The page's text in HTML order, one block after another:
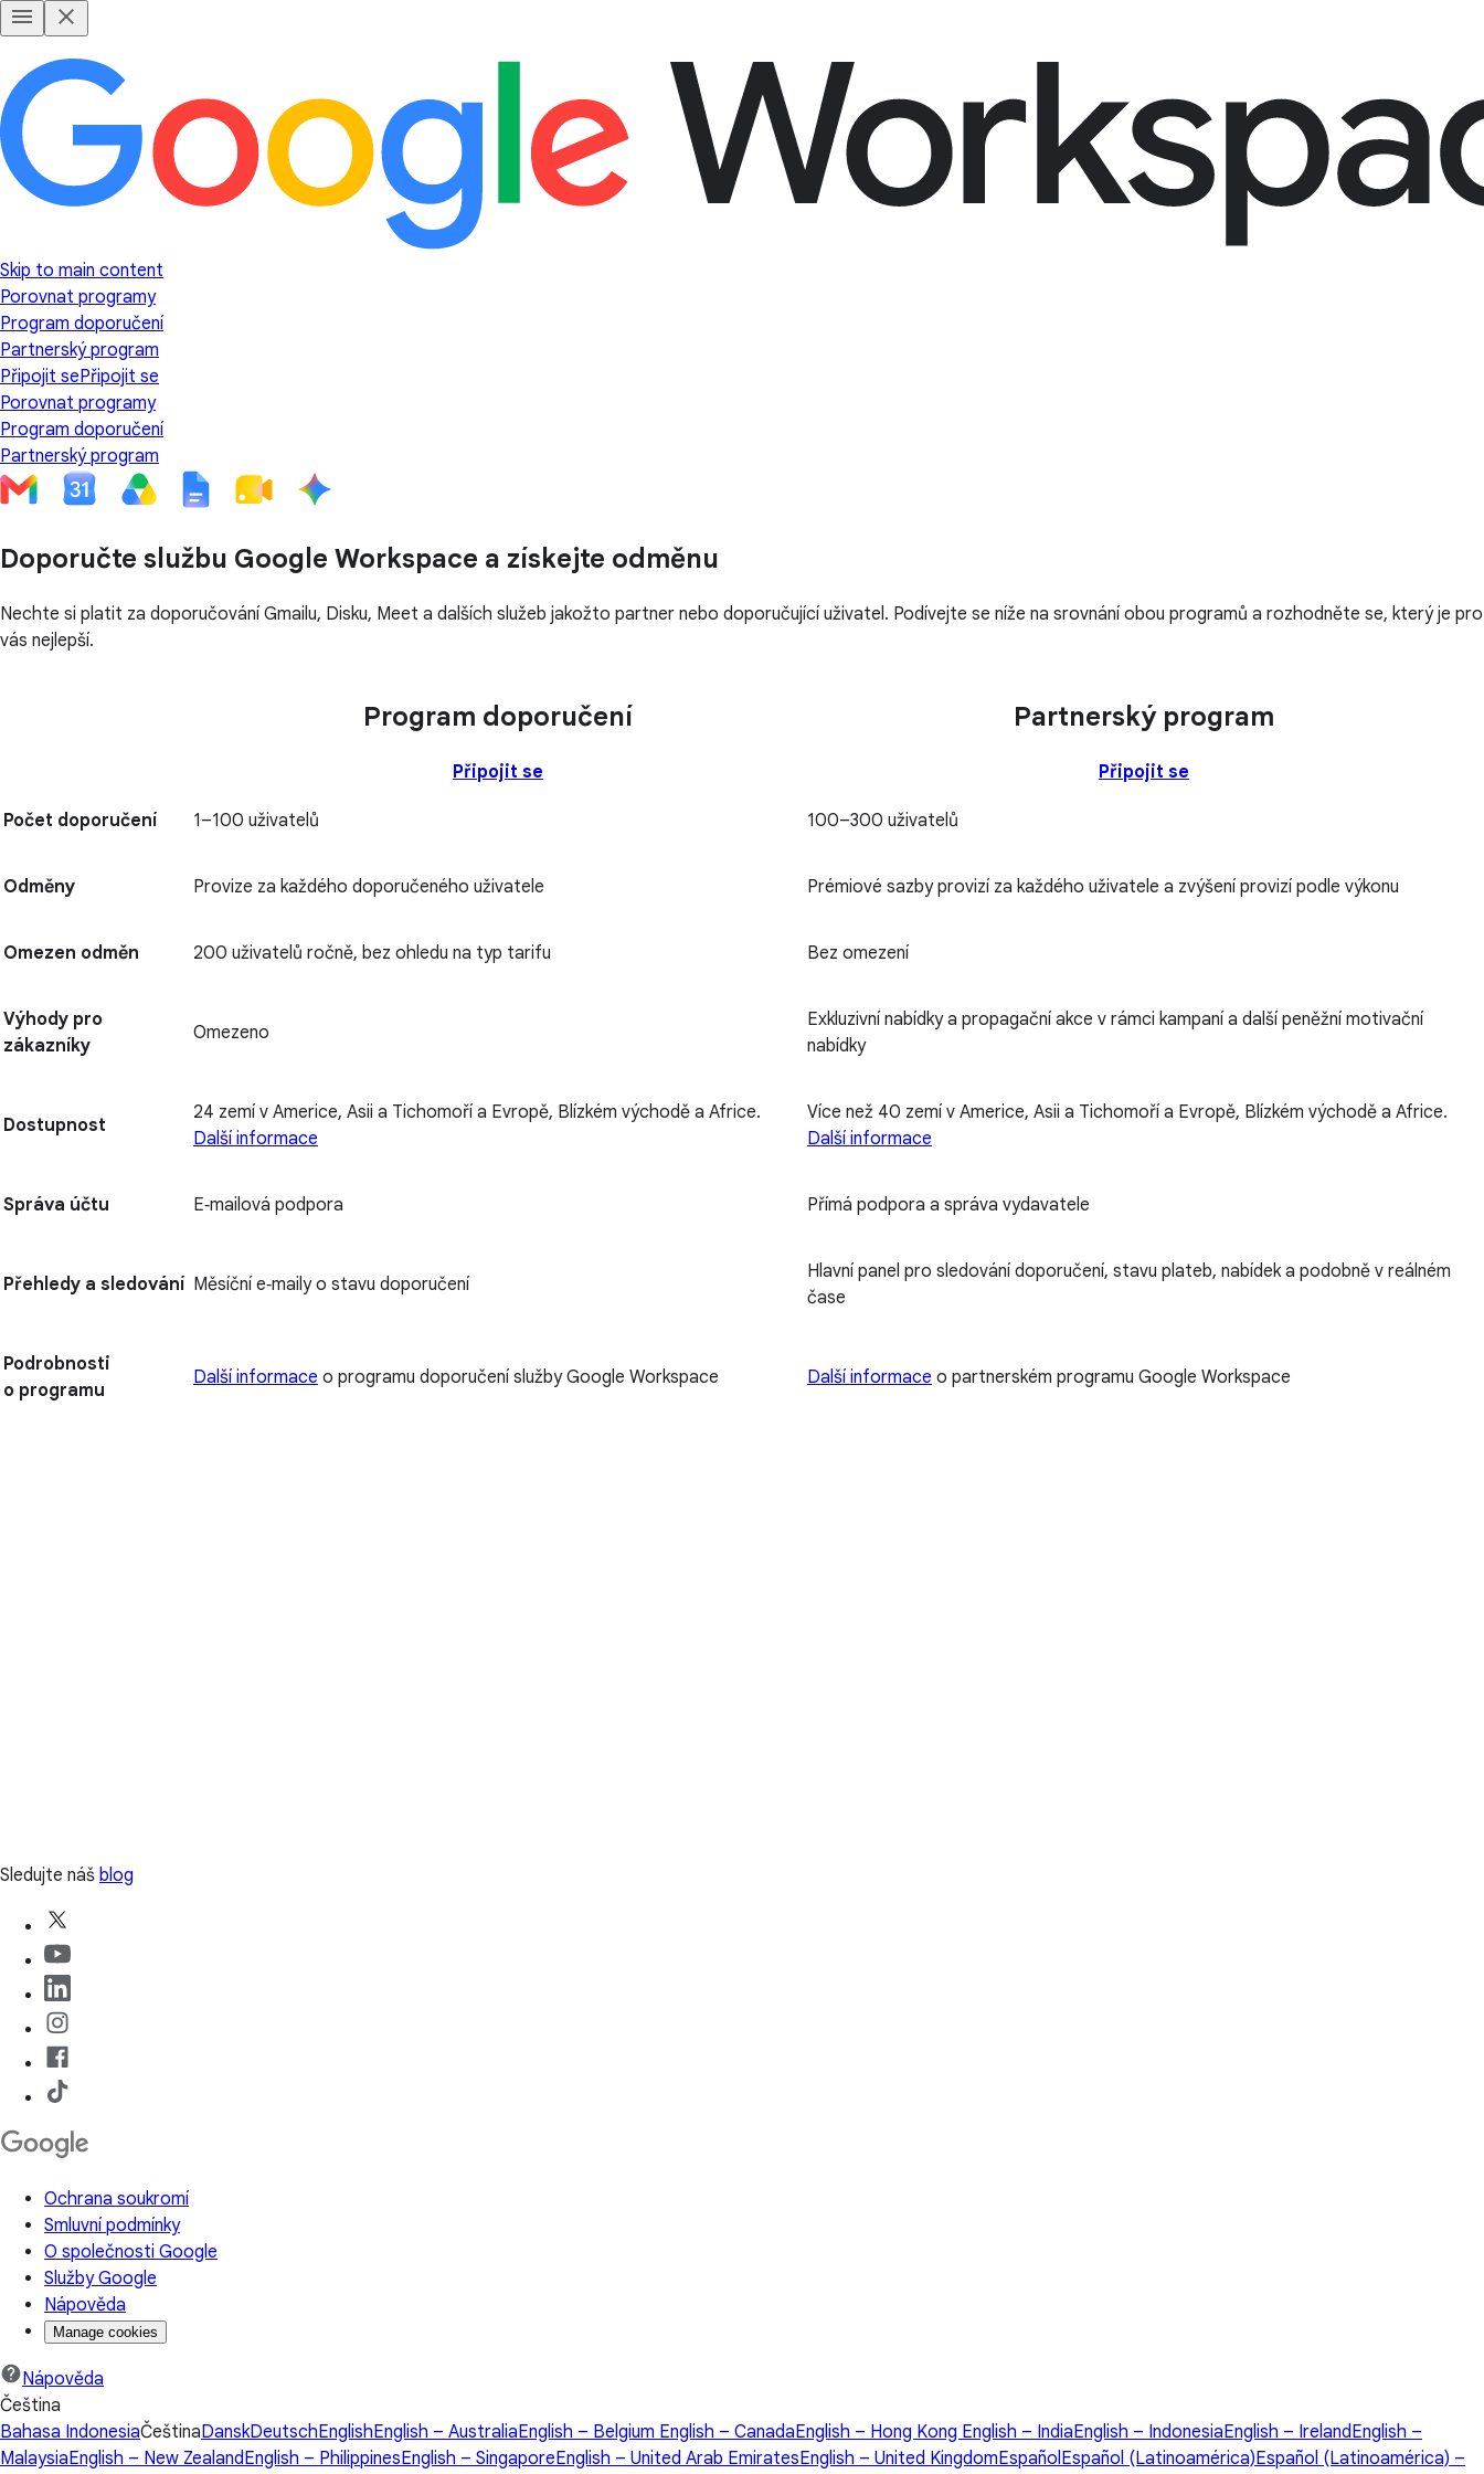
Skip to main content
Porovnat programy
Program doporučení
Partnerský program
Připojit sePřipojit se
Porovnat programy
Program doporučení
Partnerský program
Doporučte službu Google Workspace a získejte odměnu
Nechte si platit za doporučování Gmailu, Disku, Meet a dalších služeb jakožto partner nebo doporučující uživatel. Podívejte se níže na srovnání obou programů a rozhodněte se, který je pro
vás nejlepší.
Program doporučení
Připojit se
Partnerský program
Připojit se
Počet doporučení 1–100 uživatelů 100–300 uživatelů
Odměny Provize za každého doporučeného uživatele Prémiové sazby provizí za každého uživatele a zvýšení provizí podle výkonu
Omezen odměn 200 uživatelů ročně, bez ohledu na typ tarifu Bez omezení
Výhody pro
zákazníky
Omezeno
Exkluzivní nabídky a propagační akce v rámci kampaní a další peněžní motivační
nabídky
Dostupnost
24 zemí v Americe, Asii a Tichomoří a Evropě, Blízkém východě a Africe.
Další informace
Více než 40 zemí v Americe, Asii a Tichomoří a Evropě, Blízkém východě a Africe.
Další informace
Správa účtu E‑mailová podpora Přímá podpora a správa vydavatele
Přehledy a sledování Měsíční e‑maily o stavu doporučení
Hlavní panel pro sledování doporučení, stavu plateb, nabídek a podobně v reálném
čase
Podrobnosti
o programu
Další informace o programu doporučení služby Google Workspace Další informace o partnerském programu Google Workspace
Sledujte náš blog
Ochrana soukromí
Smluvní podmínky
O společnosti Google
Služby Google
Nápověda
Manage cookies
Nápověda
Čeština
Bahasa IndonesiaČeštinaDanskDeutschEnglishEnglish – AustraliaEnglish – Belgium English – CanadaEnglish – Hong Kong English – IndiaEnglish – IndonesiaEnglish – IrelandEnglish –
MalaysiaEnglish – New ZealandEnglish – PhilippinesEnglish – SingaporeEnglish – United Arab EmiratesEnglish – United KingdomEspañol Español (Latinoamérica)Español (Latinoamérica) –